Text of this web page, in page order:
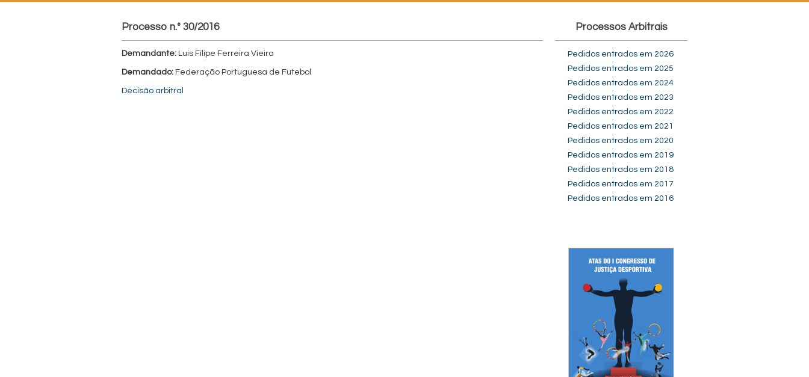
Processo n.º 30/2016
Demandante: Luis Filipe Ferreira Vieira
Demandado: Federação Portuguesa de Futebol
Decisão arbitral
Processos Arbitrais
Pedidos entrados em 2026
Pedidos entrados em 2025
Pedidos entrados em 2024
Pedidos entrados em 2023
Pedidos entrados em 2022
Pedidos entrados em 2021
Pedidos entrados em 2020
Pedidos entrados em 2019
Pedidos entrados em 2018
Pedidos entrados em 2017
Pedidos entrados em 2016